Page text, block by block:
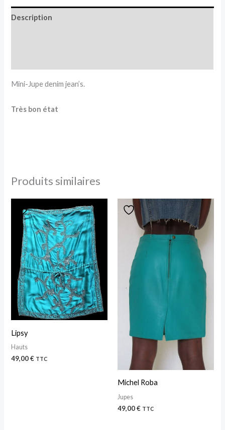
Description
Mini-Jupe denim jean’s.
Très bon état
Produits similaires
Lipsy
Hauts
49,00€ TTC
Michel Roba
Jupes
49,00€ TTC